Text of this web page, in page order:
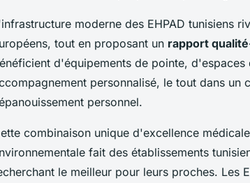
moderne des EHPAD tunisiens
tout en proposant un rapport
d'équipements de pointe,
personnalisé, le tout dans un
personnel.
combinaison unique d'excellence
fait des établissements
le meilleur pour leurs proches. Les